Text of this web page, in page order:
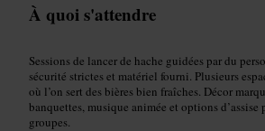
À quoi s'attendre
Sessions de lancer de hache guidées par du
sécurité strictes et matériel fourni. Plusieurs
où l’on sert des bières bien fraîches. Décor
banquettes, musique animée et options
groupes.